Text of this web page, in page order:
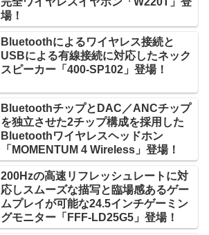
場！
Bluetoothによるワイヤレス接続と
USBによる有線接続に対応したネック
スピーカー「400-SP102」登場！
BluetoothチップとDAC／ANCチップ
を独立させた2チップ構成を採用した
Bluetoothワイヤレスヘッドホン
「MOMENTUM 4 Wireless」登場！
200Hzの高速リフレッシュレートに対
応しスムーズな描写と臨場感あるゲー
ムプレイが可能な24.5インチゲーミン
グモニター「FFF-LD25G5」登場！